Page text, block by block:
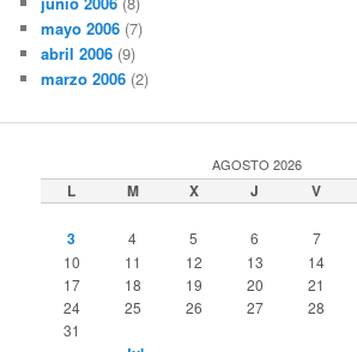
mayo 2006 (7)
abril 2006 (9)
marzo 2006 (2)
AGOSTO 2026
L M X J V
3 4 5 6 7
10
11 12 13 14
17
18 19 20 21
24
25 26 27 28
31